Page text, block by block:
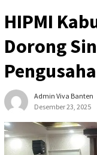
HIPMI
Dorong
Admin Viva Banten
Desember 23, 2025